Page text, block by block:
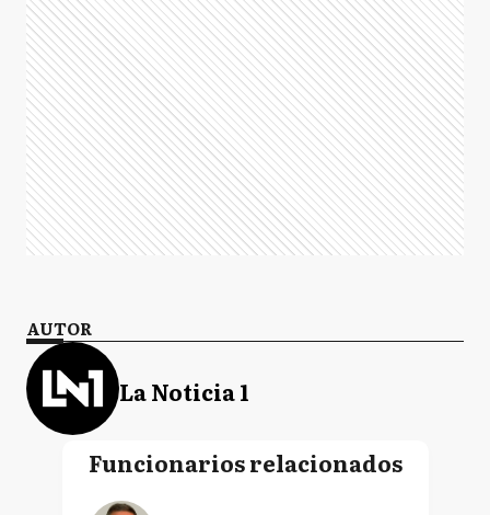
AUTOR
La Noticia 1
Funcionarios relacionados